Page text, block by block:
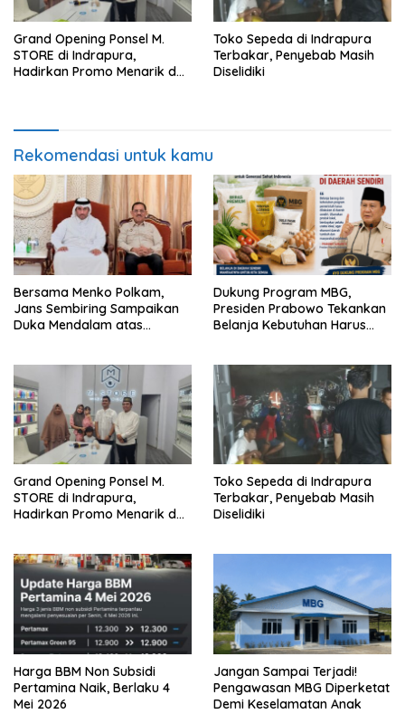
Grand Opening Ponsel M.
STORE di Indrapura,
Hadirkan Promo Menarik dan
Toko Sepeda di Indrapura
Terbakar, Penyebab Masih
Diselidiki
Rekomendasi untuk kamu
Bersama Menko Polkam,
Jans Sembiring Sampaikan
Duka Mendalam atas
Dukung Program MBG,
Presiden Prabowo Tekankan
Belanja Kebutuhan Harus
Grand Opening Ponsel M.
STORE di Indrapura,
Hadirkan Promo Menarik dan
Toko Sepeda di Indrapura
Terbakar, Penyebab Masih
Diselidiki
Harga BBM Non Subsidi
Pertamina Naik, Berlaku 4
Mei 2026
Jangan Sampai Terjadi!
Pengawasan MBG Diperketat
Demi Keselamatan Anak